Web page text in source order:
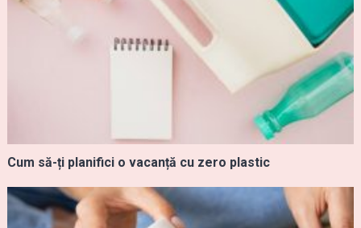
Cum să-ți planifici o vacanță cu zero plastic